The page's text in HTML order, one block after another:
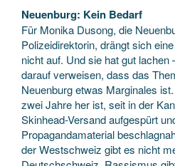
Neuenburg: Kein Bedarf
Für Monika Dusong, die
Polizeidirektorin, drängt sich
nicht auf. Und sie hat gut
darauf verweisen, dass das
Neuenburg etwas Marginales
zwei Jahre her ist, seit in der
Skinhead-Versand aufgespürt
Propagandamaterial
der Westschweiz gibt es nicht